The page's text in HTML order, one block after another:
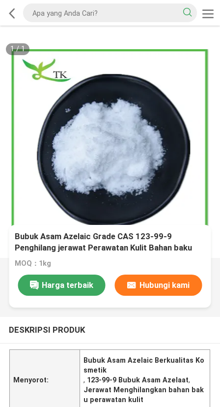
1/1
Bubuk Asam Azelaic Grade CAS 123-99-9
Penghilang jerawat Perawatan Kulit Bahan baku
MOQ：1kg
Harga terbaik Hubungi kami
DESKRIPSI PRODUK
Menyorot:
Bubuk Asam Azelaic Berkualitas Ko
smetik
, 123-99-9 Bubuk Asam Azelaat,
Jerawat Menghilangkan bahan bak
u perawatan kulit